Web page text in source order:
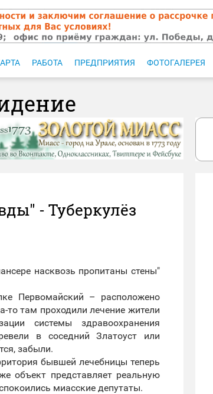
РАБОТА ПРЕДПРИЯТИЯ ФОТОГАЛЕРЕЯ
- Туберкулёз
насквозь пропитаны стены"
Первомайский – расположено
то там проходили лечение жители
системы здравоохранения
в соседний Златоуст или
забыли.
бывшей лечебницы теперь
объект представляет реальную
миасские депутаты.